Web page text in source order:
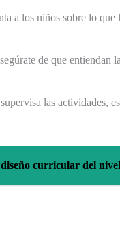
a los niños sobre lo que
de que entiendan
las actividades,
diseño curricular del